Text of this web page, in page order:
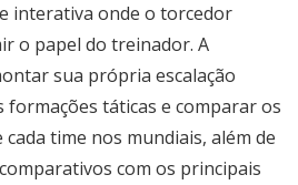
interativa onde o torcedor
o papel do treinador. A
sua própria escalação
táticas e comparar os
time nos mundiais, além de
com os principais